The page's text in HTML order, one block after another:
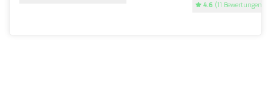
4.6 (11 Bewertungen)